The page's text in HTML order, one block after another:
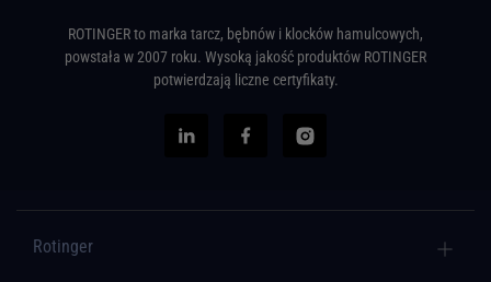
ROTINGER to marka tarcz, bębnów i klocków hamulcowych,
powstała w 2007 roku. Wysoką jakość produktów ROTINGER
potwierdzają liczne certyfikaty.
Rotinger